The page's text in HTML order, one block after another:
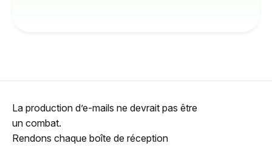
La production d’e-mails ne devrait pas être
un combat.
Rendons chaque boîte de réception